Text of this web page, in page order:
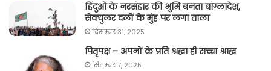
हिंदुओं के नरसंहार की भूमि बनता बांग्लादेश,
सेक्युलर दलों के मुंह पर लगा ताला
दिसम्बर 31, 2025
पितृपक्ष – अपनों के प्रति श्रद्धा ही सच्चा श्राद्ध
सितम्बर 7, 2025